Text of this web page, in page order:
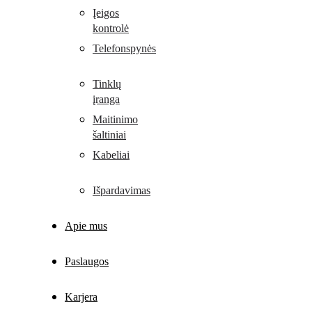
Įeigos
kontrolė
Telefonspynės
Tinklų
įranga
Maitinimo
šaltiniai
Kabeliai
Išpardavimas
Apie mus
Paslaugos
Karjera